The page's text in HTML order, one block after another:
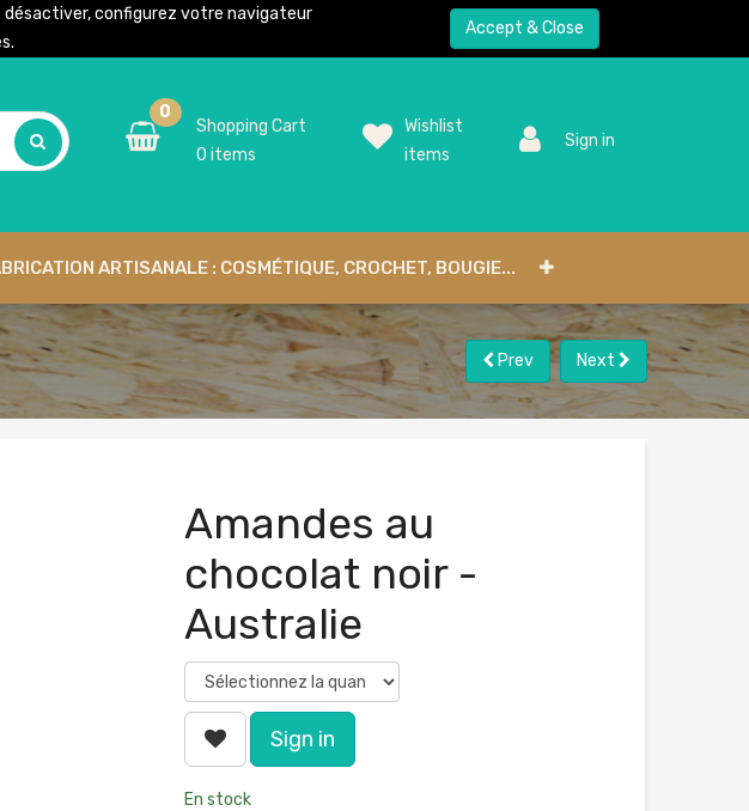
désactiver, configurez votre navigateur
Accept & Close
0
Shopping Cart
0 items
Wishlist
items
Sign in
ARTISANALE : COSMÉTIQUE, CROCHET, BOUGIE...
Prev Next
Amandes au
chocolat noir -
Australie
Sign in
En stock